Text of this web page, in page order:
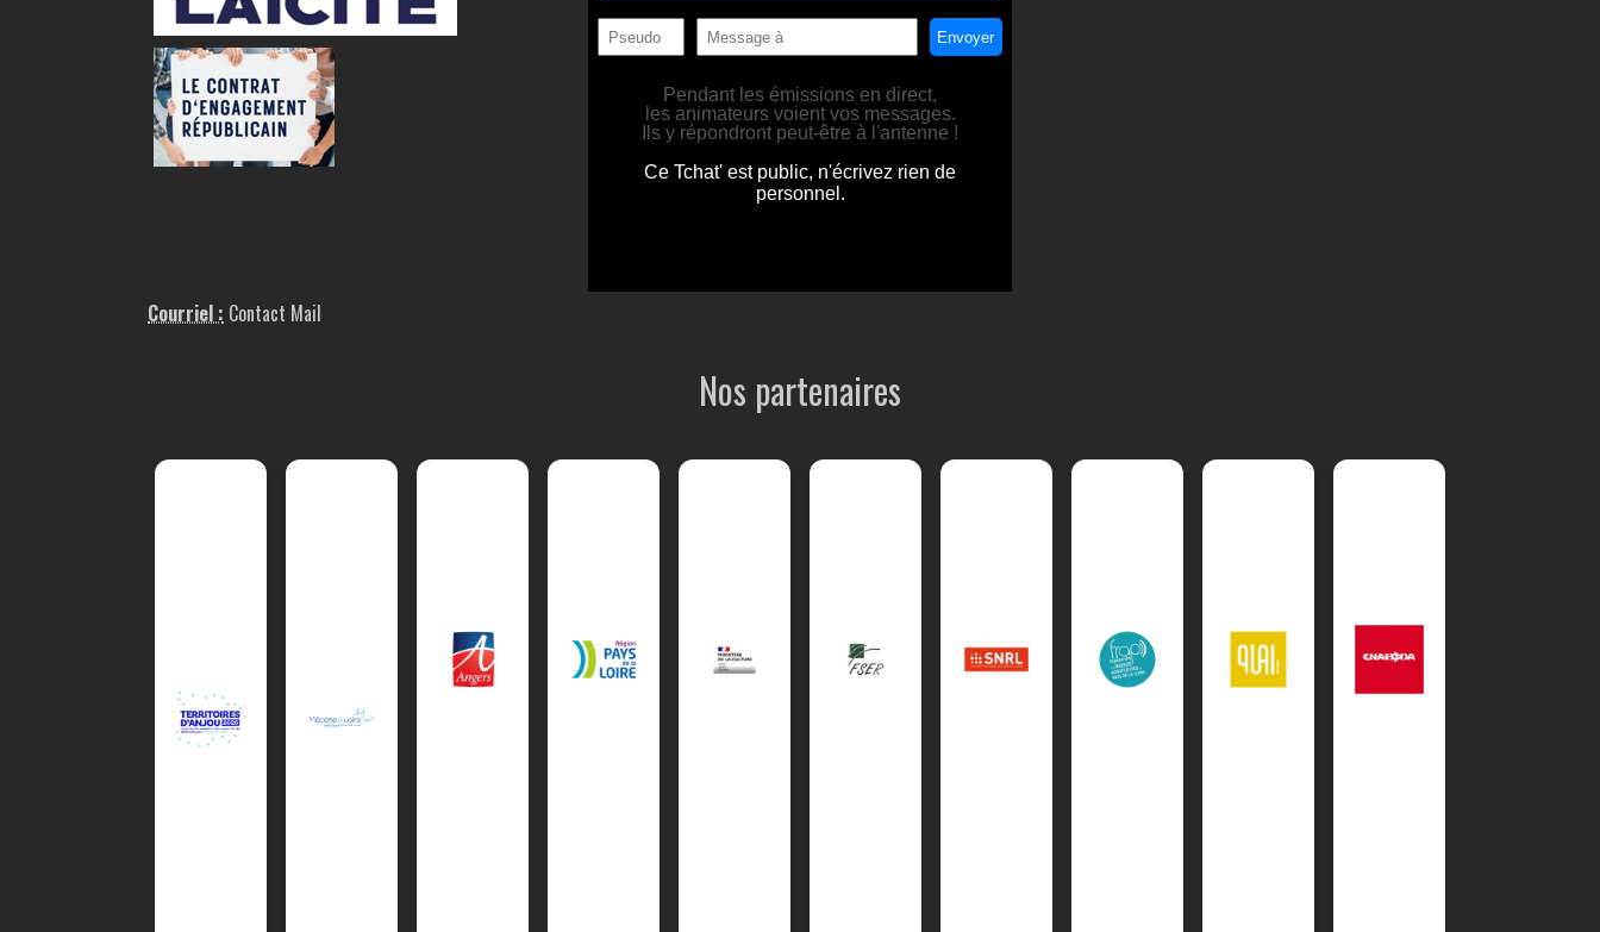
Courriel : Contact Mail
Nos partenaires